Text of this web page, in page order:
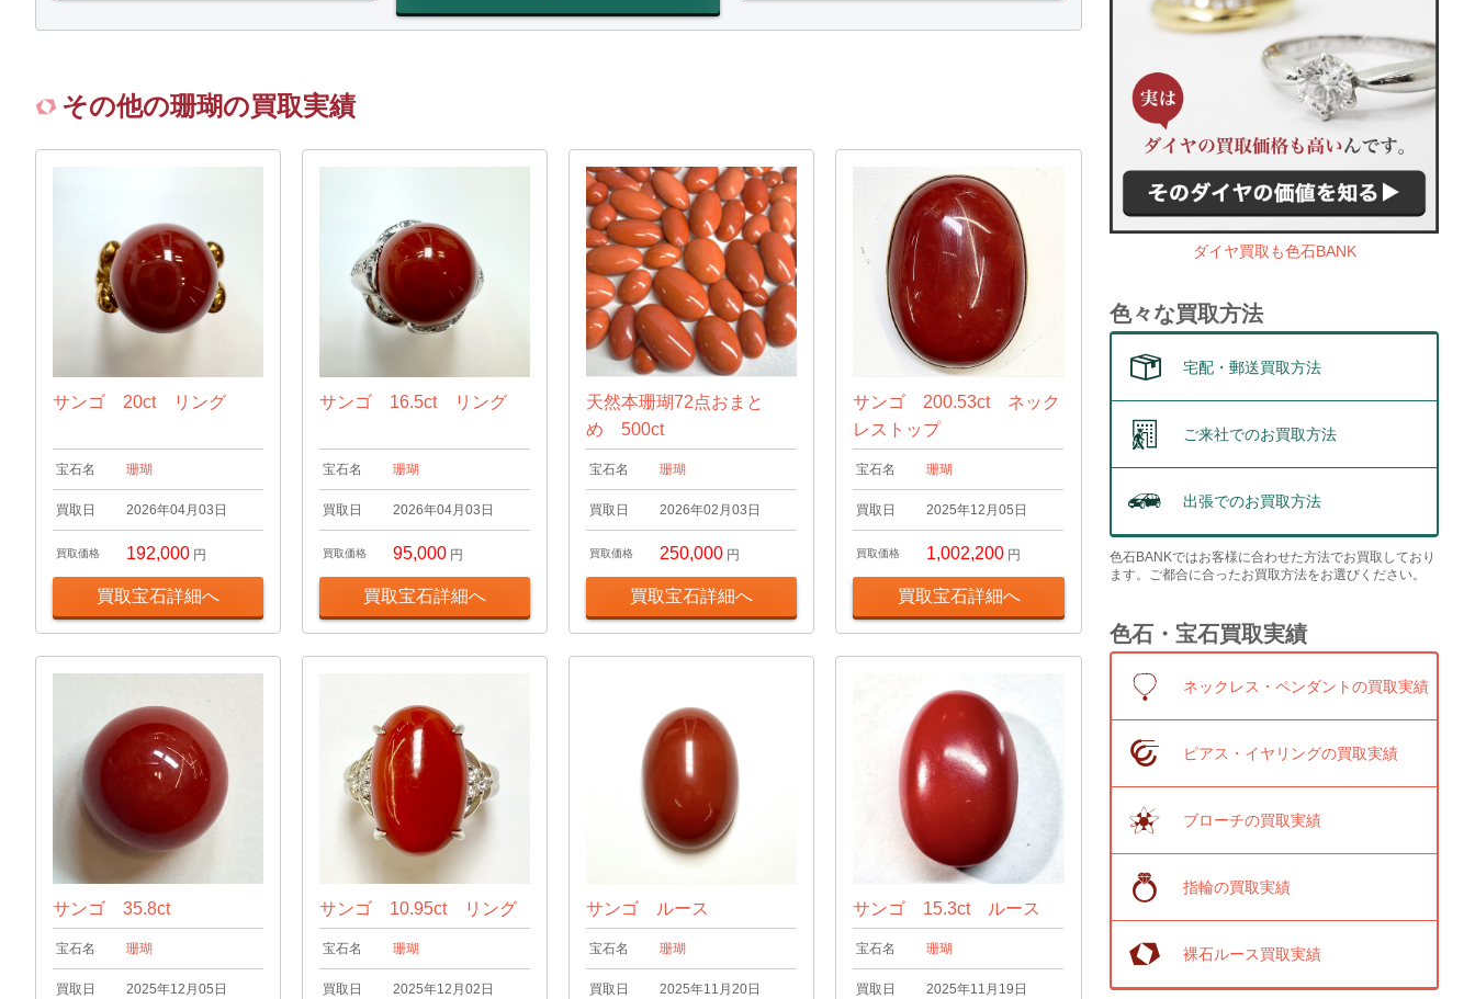
その他の珊瑚の買取実績
サンゴ 20ct リング
宝石名 珊瑚
買取日 2026年04月03日
買取価格 192,000 円
買取宝石詳細へ
サンゴ 16.5ct リング
宝石名 珊瑚
買取日 2026年04月03日
買取価格 95,000 円
買取宝石詳細へ
天然本珊瑚72点おまと
め 500ct
宝石名 珊瑚
買取日 2026年02月03日
買取価格 250,000 円
買取宝石詳細へ
サンゴ 200.53ct ネック
レストップ
宝石名 珊瑚
買取日 2025年12月05日
買取価格 1,002,200 円
買取宝石詳細へ
サンゴ 35.8ct
宝石名 珊瑚
買取日 2025年12月05日
サンゴ 10.95ct リング
宝石名 珊瑚
買取日 2025年12月02日
サンゴ ルース
宝石名 珊瑚
買取日 2025年11月20日
サンゴ 15.3ct ルース
宝石名 珊瑚
買取日 2025年11月19日
ダイヤ買取も色石BANK
色々な買取方法
宅配・郵送買取方法
ご来社でのお買取方法
出張でのお買取方法
色石BANKではお客様に合わせた方法でお買取しており
ます。ご都合に合ったお買取方法をお選びください。
色石・宝石買取実績
ネックレス・ペンダントの買取実績
ピアス・イヤリングの買取実績
ブローチの買取実績
指輪の買取実績
裸石ルース買取実績